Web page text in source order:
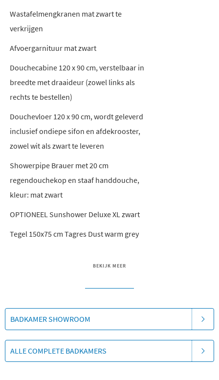
Wastafelmengkranen mat zwart te
verkrijgen
Afvoergarnituur mat zwart
Douchecabine 120 x 90 cm, verstelbaar in
breedte met draaideur (zowel links als
rechts te bestellen)
Douchevloer 120 x 90 cm, wordt geleverd
inclusief ondiepe sifon en afdekrooster,
zowel wit als zwart te leveren
Showerpipe Brauer met 20 cm
regendouchekop en staaf handdouche,
kleur: mat zwart
OPTIONEEL Sunshower Deluxe XL zwart
Tegel 150x75 cm Tagres Dust warm grey
BEKIJK MEER
BADKAMER SHOWROOM
ALLE COMPLETE BADKAMERS